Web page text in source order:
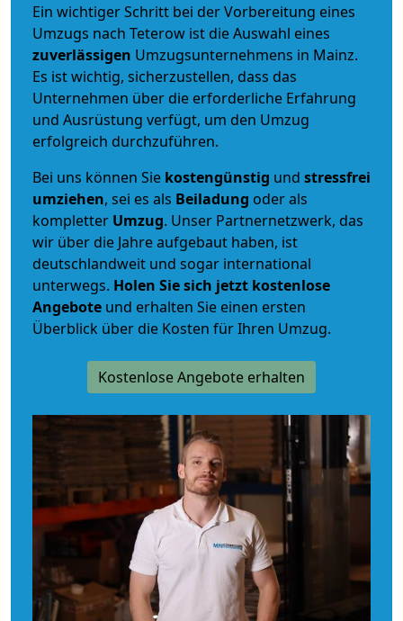
Ein wichtiger Schritt bei der Vorbereitung eines
Umzugs nach Teterow ist die Auswahl eines
zuverlässigen Umzugsunternehmens in Mainz.
Es ist wichtig, sicherzustellen, dass das
Unternehmen über die erforderliche Erfahrung
und Ausrüstung verfügt, um den Umzug
erfolgreich durchzuführen.
Bei uns können Sie kostengünstig und stressfrei
umziehen, sei es als Beiladung oder als
kompletter Umzug. Unser Partnernetzwerk, das
wir über die Jahre aufgebaut haben, ist
deutschlandweit und sogar international
unterwegs. Holen Sie sich jetzt kostenlose
Angebote und erhalten Sie einen ersten
Überblick über die Kosten für Ihren Umzug.
Kostenlose Angebote erhalten